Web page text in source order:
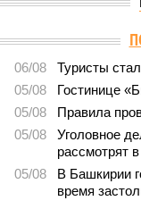
Версия //Бизнес //БКК
БКК требует с
Восточного выезда
Долг на